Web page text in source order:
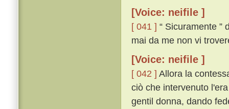
[Voice: neifile ]
[ 041 ] “ Sicuramente ”
mai da me non vi
[Voice: neifile ]
[ 042 ] Allora la
ciò che intervenuto
gentil donna, dando